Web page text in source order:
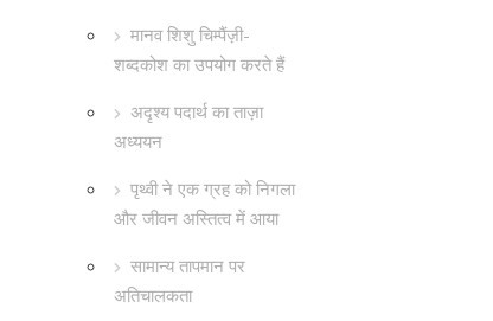
मानव शिशु चिम्पैंज़ी-
शब्दकोश का उपयोग करते हैं
अदृश्य पदार्थ का ताज़ा
अध्ययन
पृथ्वी ने एक ग्रह को निगला
और जीवन अस्तित्व में आया
सामान्य तापमान पर
अतिचालकता